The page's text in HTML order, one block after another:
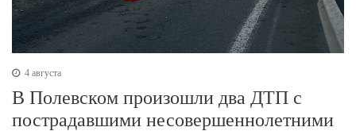
4 августа
В Полевском произошли два ДТП с
пострадавшими несовершеннолетними